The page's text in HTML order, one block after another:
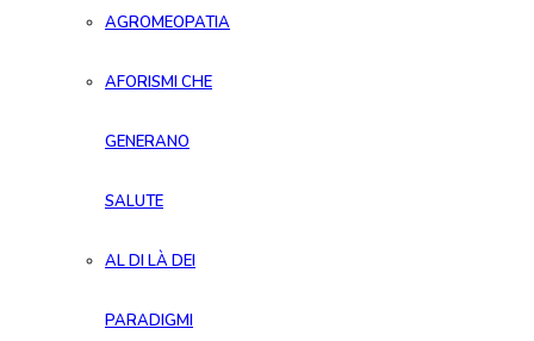
AGROMEOPATIA
AFORISMI CHE
GENERANO
SALUTE
AL DI LÀ DEI
PARADIGMI